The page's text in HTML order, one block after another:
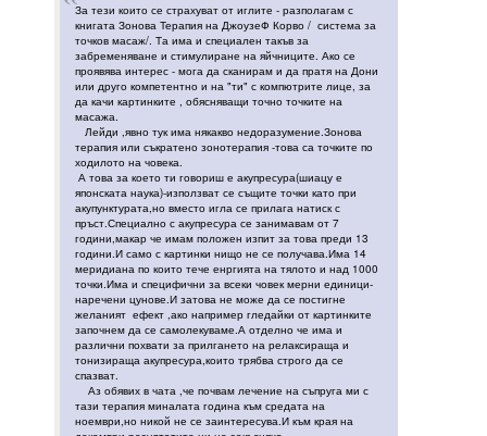
За тези които се страхуват от иглите - разполагам с
книгата Зонова Терапия на ДжоузеФ Корво / система за
точков масаж/. Та има и специален такъв за
забременяване и стимулиране на яйчниците. Ако се
проявява интерес - мога да сканирам и да пратя на Дони
или друго компетентно и на "ти" с компютрите лице, за
да качи картинките , обясняващи точно точките на
масажа.
Лейди ,явно тук има някакво недоразумение.Зонова
терапия или съкратено зонотерапия -това са точките по
ходилото на човека.
А това за което ти говориш е акупресура(шиацу е
японската наука)-използват се същите точки като при
акупунктурата,но вместо игла се прилага натиск с
пръст.Специално с акупресура се занимавам от 7
години,макар че имам положен изпит за това преди 13
години.И само с картинки нищо не се получава.Има 14
меридиана по които тече енргията на тялото и над 1000
точки.Има и специфични за всеки човек мерни единици-
наречени цунове.И затова не може да се постигне
желаният ефект ,ако например гледайки от картинките
започнем да се самолекуваме.А отделно че има и
различни похвати за прилгането на релаксираща и
тонизираща акупресура,които трябва строго да се
спазват.
Аз обявих в чата ,че почвам лечение на съпруга ми с
тази терапия миналата година към средата на
ноември,но никой не се заинтересува.И към края на